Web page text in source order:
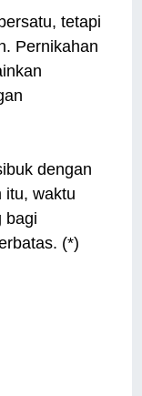
tetapi
Pernikahan
dengan
itu, waktu
bagi
(*)